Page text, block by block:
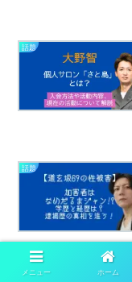
話題
話題
メニュー ホーム